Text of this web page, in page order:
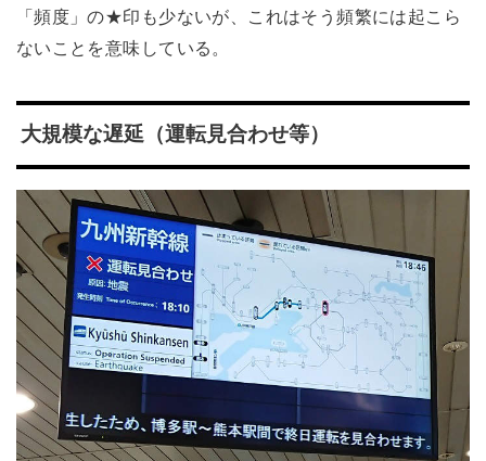
「頻度」の★印も少ないが、これはそう頻繁には起こら
ないことを意味している。
大規模な遅延（運転見合わせ等）